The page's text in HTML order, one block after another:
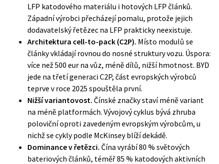
LFP katodového materiálu i hotových LFP článků.
Západní výrobci přecházejí pomalu, protože jejich
dodavatelský řetězec na LFP prakticky neexistuje.
Architektura cell-to-pack (C2P). Místo modulů se
články vkládají rovnou do nosné struktury vozu. Úspora:
více než 500 eur na vůz, méně dílů, nižší hmotnost. BYD
jede na třetí generaci C2P, část evropských výrobců
teprve v roce 2025 spouštěla první.
Nižší variantovost. Čínské značky staví méně variant
na méně platformách. Vývojový cyklus bývá zhruba
poloviční oproti zavedeným evropským výrobcům, u
nichž se cykly podle McKinsey blíží dekádě.
Dominance v řetězci. Čína vyrábí 80 % světových
bateriových článků, téměř 85 % katodových aktivních